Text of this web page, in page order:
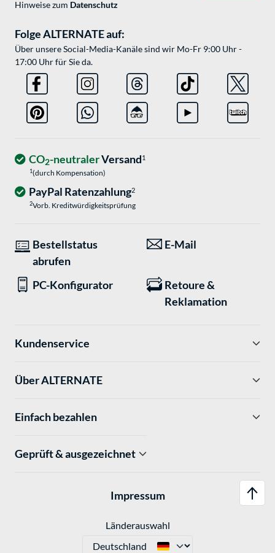
Hinweise zum Datenschutz
Folge ALTERNATE auf:
Über unsere Social-Media-Kanäle sind wir Mo-Fr 9:00 Uhr -
17:00 Uhr für Sie da.
CO2-neutralerVersand1
1(durch Kompensation)
PayPal Ratenzahlung2
2Vorb. Kreditwürdigkeitsprüfung
Bestellstatus
abrufen
E-Mail
PC-Konfigurator
Retoure &
Reklamation
Kundenservice
Über ALTERNATE
Einfach bezahlen
Geprüft & ausgezeichnet
Impressum
Länderauswahl